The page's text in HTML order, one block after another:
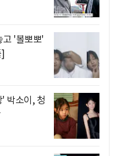
고 '볼뽀뽀'
박소이, 청